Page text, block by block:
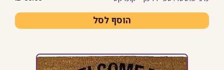
הוסף לסל